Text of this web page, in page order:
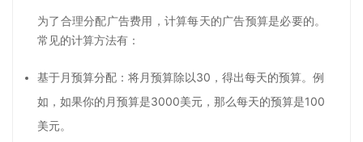
为了合理分配广告费用，计算每天的广告预算是必要的。
常见的计算方法有：
基于月预算分配：将月预算除以30 ，得出每天的预算。例
如，如果你的月预算是3000美元，那么每天的预算是100
美元。